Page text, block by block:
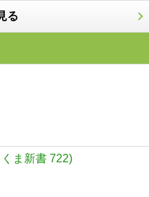
る
ま新書 722)